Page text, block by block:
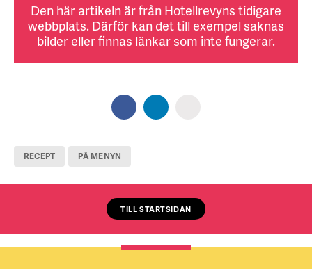
Den här artikeln är från Hotellrevyns tidigare
webbplats. Därför kan det till exempel saknas
bilder eller finnas länkar som inte fungerar.
RECEPT PÅ MENYN
TILL STARTSIDAN